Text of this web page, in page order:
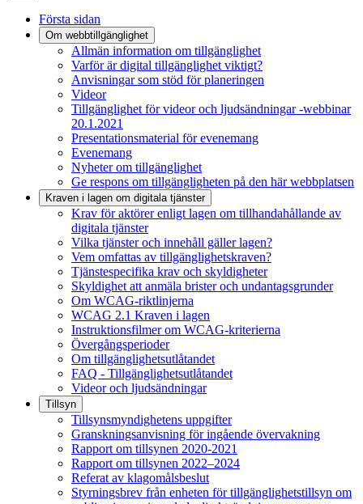
Första sidan
Om webbtillgänglighet
Allmän information om tillgänglighet
Varför är digital tillgänglighet viktigt?
Anvisningar som stöd för planeringen
Videor
Tillgänglighet för videor och ljudsändningar -webbinar
20.1.2021
Presentationsmaterial för evenemang
Evenemang
Nyheter om tillgänglighet
Ge respons om tillgängligheten på den här webbplatsen
Kraven i lagen om digitala tjänster
Krav för aktörer enligt lagen om tillhandahållande av
digitala tjänster
Vilka tjänster och innehåll gäller lagen?
Vem omfattas av tillgänglighetskraven?
Tjänstespecifika krav och skyldigheter
Skyldighet att anmäla brister och undantagsgrunder
Om WCAG-riktlinjerna
WCAG 2.1 Kraven i lagen
Instruktionsfilmer om WCAG-kriterierna
Övergångsperioder
Om tillgänglighetsutlåtandet
FAQ - Tillgänglighetsutlåtandet
Videor och ljudsändningar
Tillsyn
Tillsynsmyndighetens uppgifter
Granskningsanvisning för ingående övervakning
Rapport om tillsynen 2020-2021
Rapport om tillsynen 2022–2024
Referat av klagomålsbeslut
Styrningsbrev från enheten för tillgänglighetstillsyn om